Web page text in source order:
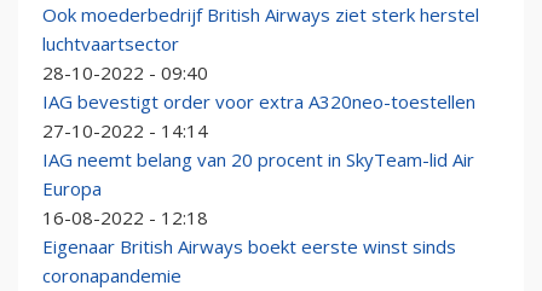
Ook moederbedrijf British Airways ziet sterk herstel
luchtvaartsector
28-10-2022 - 09:40
IAG bevestigt order voor extra A320neo-toestellen
27-10-2022 - 14:14
IAG neemt belang van 20 procent in SkyTeam-lid Air
Europa
16-08-2022 - 12:18
Eigenaar British Airways boekt eerste winst sinds
coronapandemie